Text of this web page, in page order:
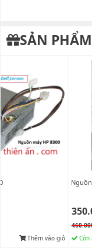
SẢN
Thêm vào giỏ
Còn